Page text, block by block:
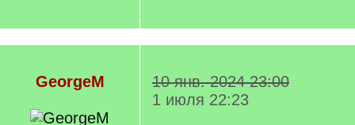
GeorgeM
10 янв. 2024 23:00
1 июля 22:23